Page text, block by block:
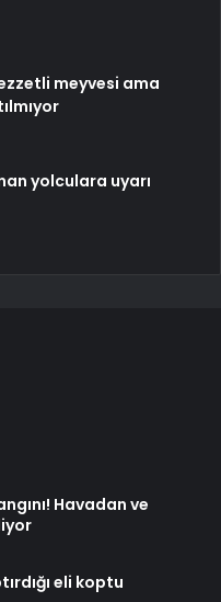
meyvesi ama
yolculara uyarı
Havadan ve
eli koptu